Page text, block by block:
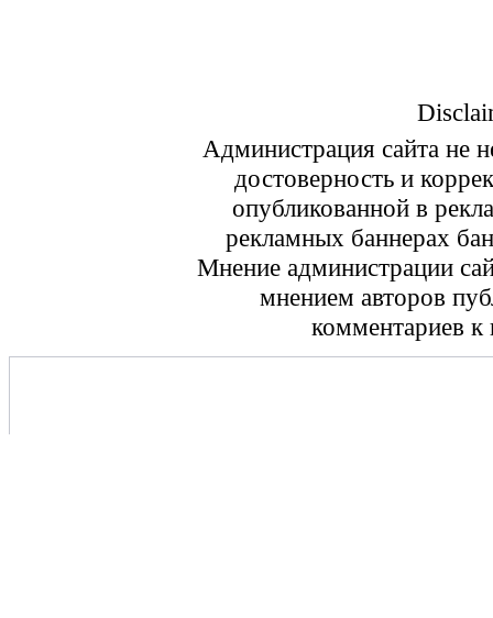
Администрация сайта не
достоверность и
опубликованной в
рекламных баннерах
Мнение администрации
мнением авторов
комментариев к